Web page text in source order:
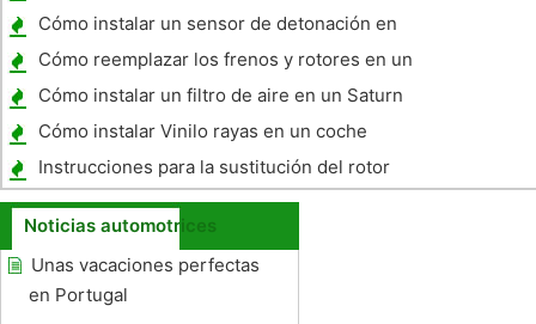
Cómo instalar un sensor de detonación en
un Subaru Impreza 1997
Cómo reemplazar los frenos y rotores en un
Mustang 1998
Cómo instalar un filtro de aire en un Saturn
Aura
Cómo instalar Vinilo rayas en un coche
Instrucciones para la sustitución del rotor
del freno
Noticias automotrices
Unas vacaciones perfectas
en Portugal